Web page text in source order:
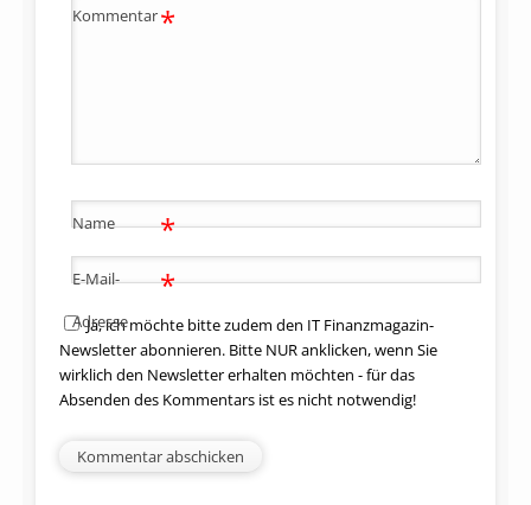
Kommentar*
Name *
E-Mail-
Adresse
*
Ja, ich möchte bitte zudem den IT Finanzmagazin-
Newsletter abonnieren. Bitte NUR anklicken, wenn Sie
wirklich den Newsletter erhalten möchten - für das
Absenden des Kommentars ist es nicht notwendig!